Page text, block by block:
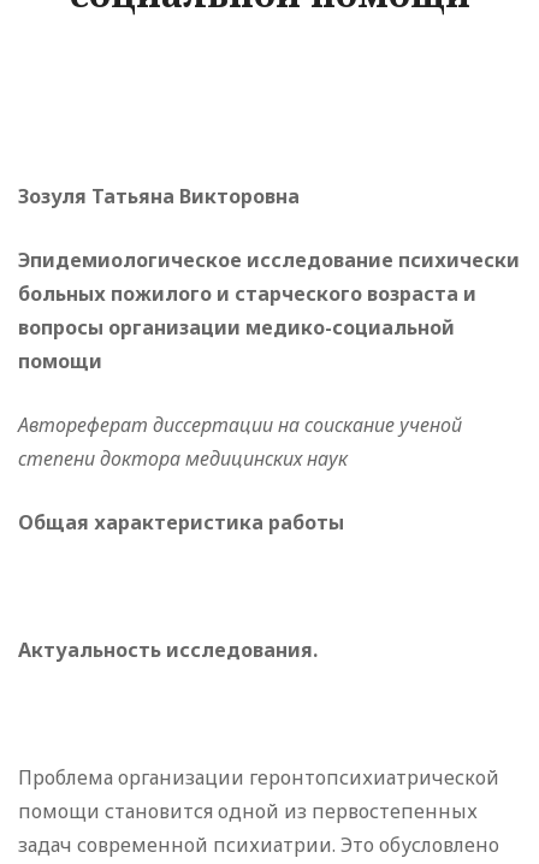
Зозуля Татьяна Викторовна
Эпидемиологическое исследование психически
больных пожилого и старческого возраста и
вопросы организации медико-социальной
помощи
Автореферат диссертации на соискание ученой
степени доктора медицинских наук
Общая характеристика работы
Актуальность исследования.
Проблема организации геронтопсихиатрической
помощи становится одной из первостепенных
задач современной психиатрии. Это обусловлено